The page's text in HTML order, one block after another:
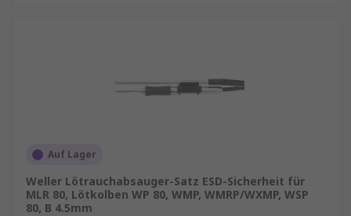
Auf Lager
Weller Lötrauchabsauger-Satz ESD-Sicherheit für
MLR 80, Lötkolben WP 80, WMP, WMRP/WXMP, WSP
80, B 4.5mm